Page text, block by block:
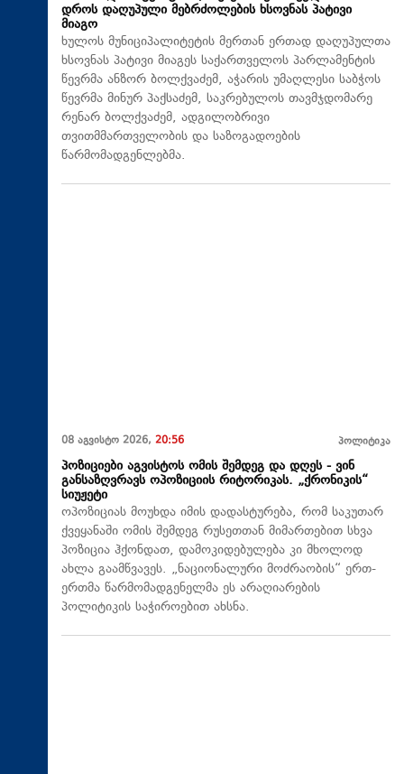
დროს დაღუპული მებრძოლების ხსოვნას პატივი
მიაგო
ხულოს მუნიციპალიტეტის მერთან ერთად დაღუპულთა
ხსოვნას პატივი მიაგეს საქართველოს პარლამენტის
წევრმა ანზორ ბოლქვაძემ, აჭარის უმაღლესი საბჭოს
წევრმა მინურ პაქსაძემ, საკრებულოს თავმჯდომარე
რენარ ბოლქვაძემ, ადგილობრივი
თვითმმართველობის და საზოგადოების
წარმომადგენლებმა.
08 აგვისტო 2026, 20:56 პოლიტიკა
პოზიციები აგვისტოს ომის შემდეგ და დღეს - ვინ
განსაზღვრავს ოპოზიციის რიტორიკას. „ქრონიკის“
სიუჟეტი
ოპოზიციას მოუხდა იმის დადასტურება, რომ საკუთარ
ქვეყანაში ომის შემდეგ რუსეთთან მიმართებით სხვა
პოზიცია ჰქონდათ, დამოკიდებულება კი მხოლოდ
ახლა გაამწვავეს. „ნაციონალური მოძრაობის“ ერთ-
ერთმა წარმომადგენელმა ეს არაღიარების
პოლიტიკის საჭიროებით ახსნა.